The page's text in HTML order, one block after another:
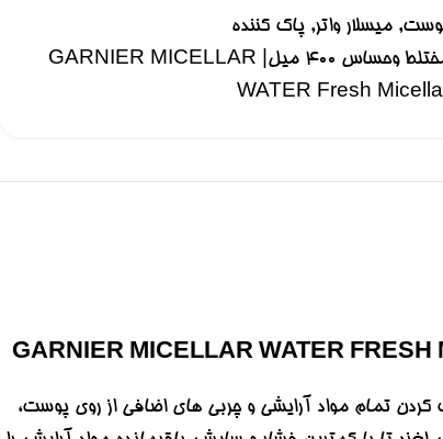
, میسلار واتر, پاک کننده
میسلار واتر گارنیر مناسب پوست مختلط وحساس ۴۰۰ میل| GARNIER MICELLAR
WATER Fresh
تمام مواد آرایشی و چربی های اضافی از روی پوست،